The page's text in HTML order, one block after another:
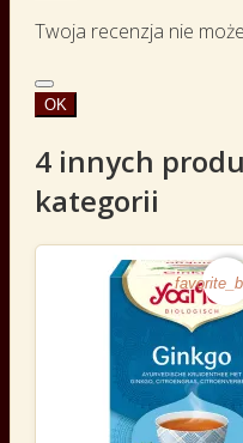
Twoja recenzja nie
OK
4 innych
kategorii